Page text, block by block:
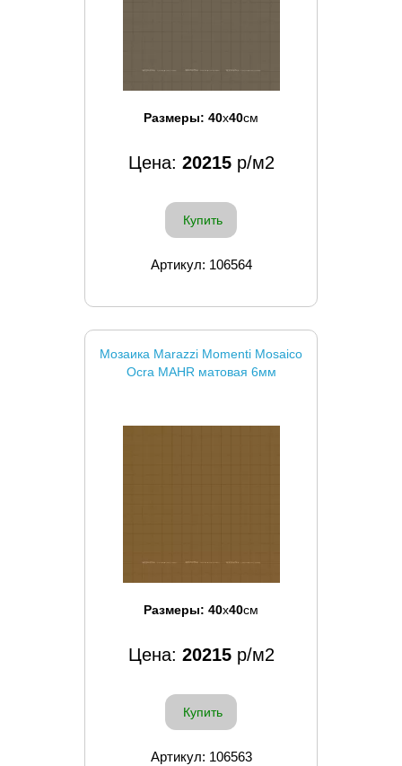
Размеры: 40x40см
Цена: 20215р/м2
Купить
Артикул: 106564
Мозаика Marazzi Momenti Mosaico
Ocra MAHR матовая 6мм
Размеры: 40x40см
Цена: 20215р/м2
Купить
Артикул: 106563